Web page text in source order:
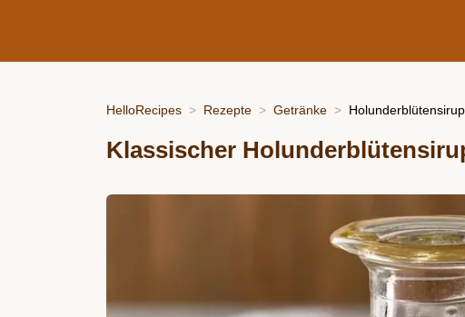
HelloRecipes Rezepte Getränke
Klassischer